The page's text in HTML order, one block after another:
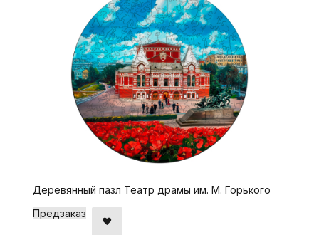
Деревянный пазл Театр драмы им. М. Горького
Предзаказ